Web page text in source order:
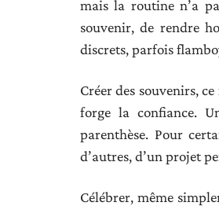
mais la routine n’a
souvenir, de rendre
discrets, parfois
Créer des souvenirs,
forge la confiance.
parenthèse. Pour
d’autres, d’un projet
Célébrer, même